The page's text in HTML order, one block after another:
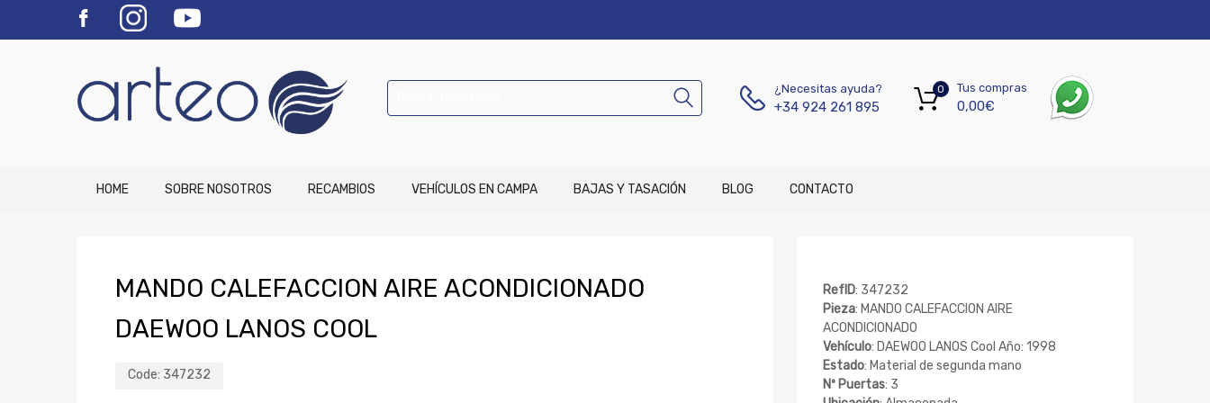
¿Necesitas ayuda?
+34 924 261 895
Tus compras
0,00€
0
HOME SOBRE NOSOTROS RECAMBIOS VEHÍCULOS EN CAMPA BAJAS Y TASACIÓN BLOG CONTACTO
MANDO CALEFACCION AIRE ACONDICIONADO
DAEWOO LANOS COOL
Code: 347232
RefID: 347232
Pieza: MANDO CALEFACCION AIRE
ACONDICIONADO
Vehículo: DAEWOO LANOS Cool Año: 1998
Estado: Material de segunda mano
Nº Puertas: 3